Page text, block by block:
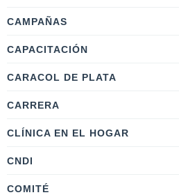
CAMPAÑAS
CAPACITACIÓN
CARACOL DE PLATA
CARRERA
CLÍNICA EN EL HOGAR
CNDI
COMITÉ